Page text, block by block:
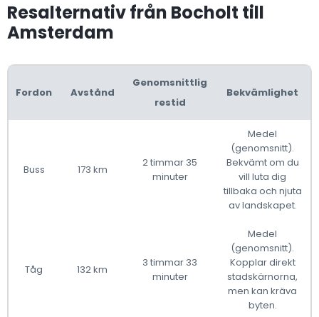
Resalternativ från Bocholt till
Amsterdam
Fordon Avstånd
Genomsnittlig
restid
Bekvämlighet
Buss 173 km
2 timmar 35
minuter
Medel
(genomsnitt).
Bekvämt om du
vill luta dig
tillbaka och njuta
av landskapet.
Tåg 132 km
3 timmar 33
minuter
Medel
(genomsnitt).
Kopplar direkt
stadskärnorna,
men kan kräva
byten.